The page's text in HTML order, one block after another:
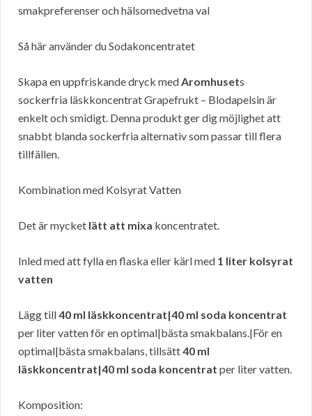
smakpreferenser och hälsomedvetna val
Så här använder du Sodakoncentratet
Skapa en uppfriskande dryck medAromhusets
sockerfria läskkoncentrat Grapefrukt – Blodapelsin är
enkelt och smidigt. Denna produkt ger dig möjlighet att
snabbt blanda sockerfria alternativ som passar till flera
tillfällen.
Kombination med Kolsyrat Vatten
Det är mycket lätt att mixa koncentratet.
Inled med att fylla en flaska eller kärl med 1 liter kolsyrat
vatten
Lägg till40 ml läskkoncentrat|40 ml soda koncentrat
per liter vatten för en optimal|bästa smakbalans.|För en
optimal|bästa smakbalans, tillsätt40 ml
läskkoncentrat|40 ml soda koncentrat per liter vatten.
Komposition: